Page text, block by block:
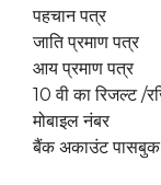
पहचान पत्र
जाति प्रमाण पत्र
आय प्रमाण पत्र
10 वी का रिजल्ट /
मोबाइल नंबर
बैंक अकाउंट पासबुक